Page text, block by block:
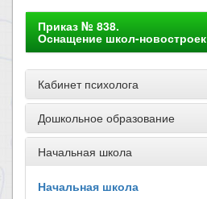
Приказ № 838.
Оснащение школ-новостроек
Кабинет психолога
Дошкольное образование
Начальная школа
Начальная школа